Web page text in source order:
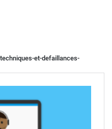
et-defaillances-